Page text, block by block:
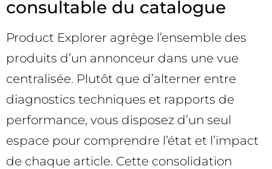
consultable du catalogue
Product Explorer agrège l’ensemble des
produits d’un annonceur dans une vue
centralisée. Plutôt que d’alterner entre
diagnostics techniques et rapports de
performance, vous disposez d’un seul
espace pour comprendre l’état et l’impact
de chaque article. Cette consolidation